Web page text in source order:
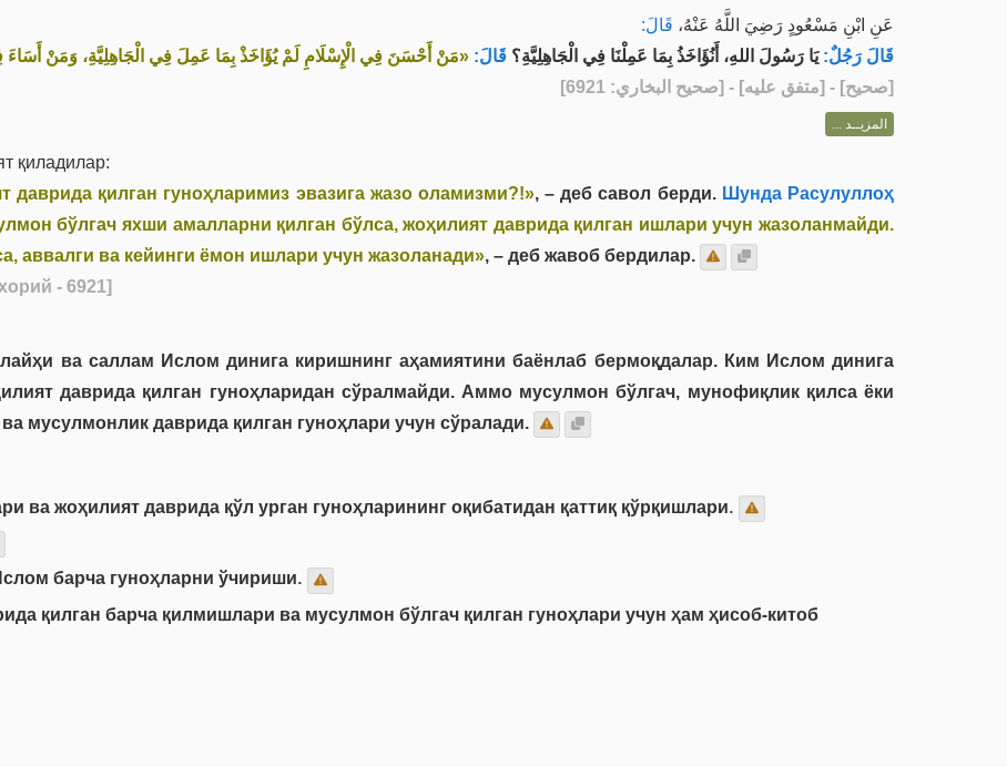
عَنِ ابْنِ مَسْعُودٍ رَضِيَ اللَّهُ عَنْهُ، قَالَ:
قَالَ رَجُلٌ: يَا رَسُولَ اللهِ، أَنُؤَاخَذُ بِمَا عَمِلْنَا فِي الْجَاهِلِيَّةِ؟ قَالَ: «مَنْ أَحْسَنَ فِي الْإِسْلَامِ لَمْ يُؤَاخَذْ بِمَا عَمِلَ فِي الْجَاهِلِيَّةِ، وَمَنْ أَسَاءَ
[صحيح] - [متفق عليه] - [صحيح البخاري: 6921]
المزيــد ...
қиладилар:
қилган гуноҳларимиз эвазига жазо оламизми?!», – деб савол берди.Шунда Расулуллоҳ
бўлгач яхши амалларни қилган бўлса, жоҳилият даврида қилган ишлари учун жазоланмайди.
аввалги ва кейинги ёмон ишлари учун жазоланади», – деб жавоб бердилар.
- 6921]
ва саллам Ислом динига киришнинг аҳамиятини баёнлаб бермоқдалар. Ким Ислом динига
даврида қилган гуноҳларидан сўралмайди. Аммо мусулмон бўлгач, мунофиқлик қилса ёки
мусулмонлик даврида қилган гуноҳлари учун сўралади.
ва жоҳилият даврида қўл урган гуноҳларининг оқибатидан қаттиқ қўрқишлари.
барча гуноҳларни ўчириши.
қилган барча қилмишлари ва мусулмон бўлгач қилган гуноҳлари учун ҳам ҳисоб-китоб